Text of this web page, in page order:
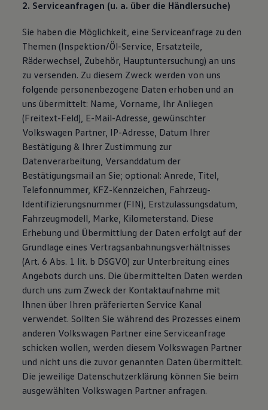
2. Serviceanfragen (u. a. über die Händlersuche)
Sie haben die Möglichkeit, eine Serviceanfrage zu den
Themen (Inspektion/Öl-Service, Ersatzteile,
Räderwechsel, Zubehör, Hauptuntersuchung) an uns
zu versenden. Zu diesem Zweck werden von uns
folgende personenbezogene Daten erhoben und an
uns übermittelt: Name, Vorname, Ihr Anliegen
(Freitext-Feld), E-Mail-Adresse, gewünschter
Volkswagen Partner, IP-Adresse, Datum Ihrer
Bestätigung & Ihrer Zustimmung zur
Datenverarbeitung, Versanddatum der
Bestätigungsmail an Sie; optional: Anrede, Titel,
Telefonnummer, KFZ-Kennzeichen, Fahrzeug-
Identifizierungsnummer (FIN), Erstzulassungsdatum,
Fahrzeugmodell, Marke, Kilometerstand. Diese
Erhebung und Übermittlung der Daten erfolgt auf der
Grundlage eines Vertragsanbahnungsverhältnisses
(Art. 6 Abs. 1 lit. b DSGVO) zur Unterbreitung eines
Angebots durch uns. Die übermittelten Daten werden
durch uns zum Zweck der Kontaktaufnahme mit
Ihnen über Ihren präferierten Service Kanal
verwendet. Sollten Sie während des Prozesses einem
anderen Volkswagen Partner eine Serviceanfrage
schicken wollen, werden diesem Volkswagen Partner
und nicht uns die zuvor genannten Daten übermittelt.
Die jeweilige Datenschutzerklärung können Sie beim
ausgewählten Volkswagen Partner anfragen.